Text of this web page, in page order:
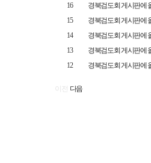
16
경북검도회 게시판에
15
경북검도회 게시판에
14
경북검도회 게시판에
13
경북검도회 게시판에
12
경북검도회 게시판에
이전 다음